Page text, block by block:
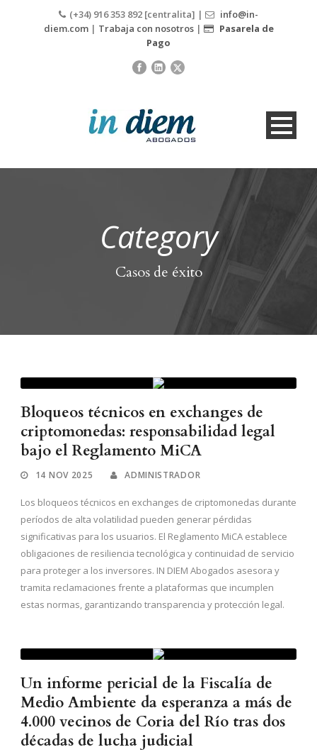
(+34) 916 353 892 [centralita] |
info@in-
diem.com| Trabaja con nosotros|
Pasarela de
Pago
Category
Casos de éxito
Bloqueos técnicos en exchanges de
criptomonedas: responsabilidad legal
bajo el Reglamento MiCA
14 NOV 2025 ADMINISTRADOR
Los bloqueos técnicos en exchanges de criptomonedas durante
períodos de alta volatilidad pueden generar pérdidas
significativas para los usuarios. El Reglamento MiCA establece
obligaciones de resiliencia tecnológica y continuidad de servicio
para proteger a los inversores. IN DIEM Abogados asesora y
tramita reclamaciones frente a plataformas que incumplen
estas normas, garantizando transparencia y protección legal.
Un informe pericial de la Fiscalía de
Medio Ambiente da esperanza a más de
4.000 vecinos de Coria del Río tras dos
décadas de lucha judicial